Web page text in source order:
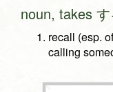
noun, takes
recall (esp.
calling